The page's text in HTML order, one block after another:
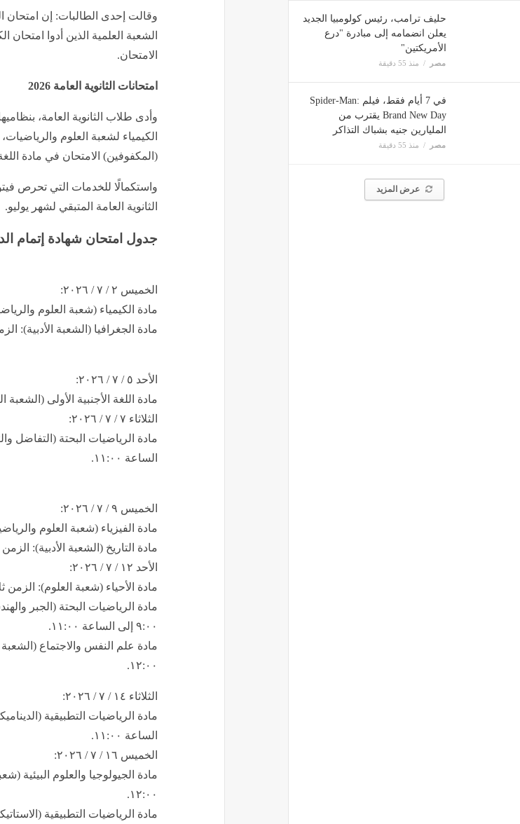
حليف ترامب، رئيس كولومبيا الجديد
يعلن انضمامه إلى مبادرة "درع
الأمريكتين"
مصر منذ 55 دقيقة
في 7 أيام فقط، فيلم Spider-Man:
Brand New Day يقترب من
المليارين جنيه بشباك التذاكر
مصر منذ 55 دقيقة
عرض المزيد
وقالت إحدى الطالبات: إن امتحان
الشعبة العلمية الذين أدوا
الامتحان.
امتحانات الثانوية العامة 2026
الكيمياء لشعبة العلوم
(المكفوفين) الامتحان في مادة
الثانوية العامة المتبقي لشهر يوليو.
جدول امتحان شهادة إتمام الدراسة
​الخميس ٢ / ٧ / ٢٠٢٦:
​مادة الكيمياء (شعبة العلوم والرياضيات):
​مادة الجغرافيا (الشعبة الأدبية): الزمن ثلاث
​الأحد ٥ / ٧ / ٢٠٢٦:
​مادة اللغة الأجنبية الأولى (الشعبة
​الثلاثاء ٧ / ٧ / ٢٠٢٦:
الساعة ١١:٠٠.
​الخميس ٩ / ٧ / ٢٠٢٦:
​مادة الفيزياء (شعبة العلوم والرياضيات):
​مادة التاريخ (الشعبة الأدبية): الزمن ثلاث
​الأحد ١٢ / ٧ / ٢٠٢٦:
​مادة الأحياء (شعبة العلوم): الزمن ثلاث
​مادة الرياضيات البحتة (الجبر
٩:٠٠ إلى الساعة ١١:٠٠.
١٢:٠٠.
​الثلاثاء ١٤ / ٧ / ٢٠٢٦:
الساعة ١١:٠٠.
​الخميس ١٦ / ٧ / ٢٠٢٦:
١٢:٠٠.